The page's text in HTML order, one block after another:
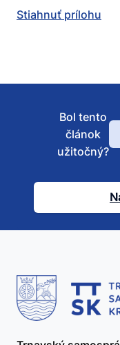
Stiahnuť prílohu
Bol tento
článok
užitočný?